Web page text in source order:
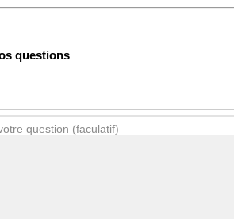
questions
question (faculatif)